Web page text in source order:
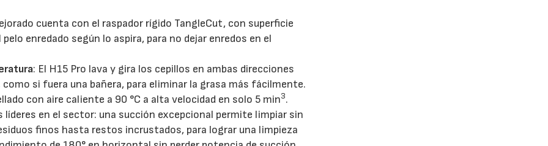
cuenta con el raspador rígido TangleCut, con superficie
enredado según lo aspira, para no dejar enredos en el
: El H15 Pro lava y gira los cepillos en ambas direcciones
como si fuera una bañera, para eliminar la grasa más fácilmente.
con aire caliente a 90 °C a alta velocidad en solo 5 min3.
líderes en el sector: una succión excepcional permite limpiar sin
finos hasta restos incrustados, para lograr una limpieza